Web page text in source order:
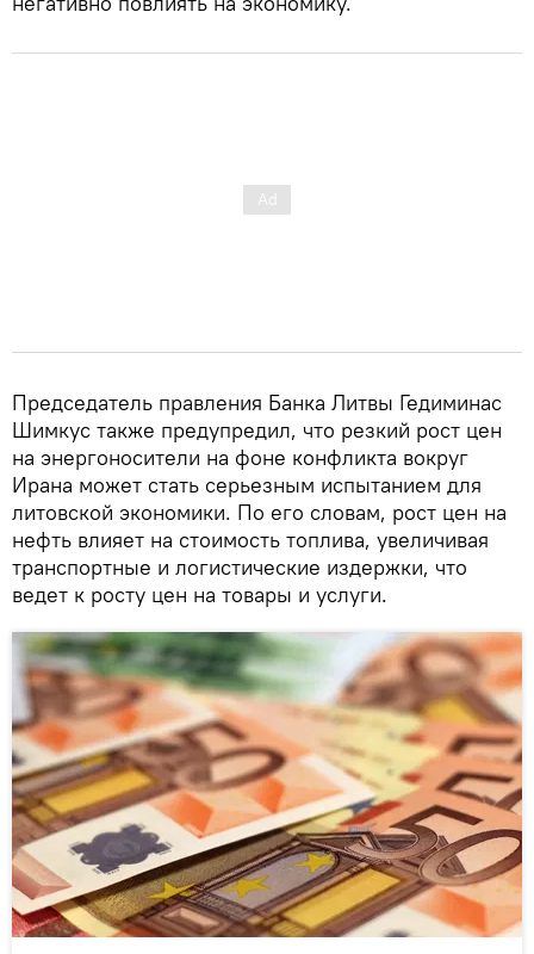
Председатель правления Банка Литвы Гедиминас
Шимкус также предупредил, что резкий рост цен
на энергоносители на фоне конфликта вокруг
Ирана может стать серьезным испытанием для
литовской экономики. По его словам, рост цен на
нефть влияет на стоимость топлива, увеличивая
транспортные и логистические издержки, что
ведет к росту цен на товары и услуги.